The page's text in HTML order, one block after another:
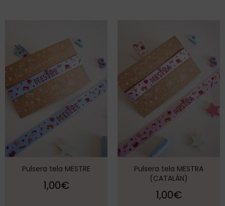
Pulsera tela MESTRE
1,00€
Pulsera tela MESTRA
(CATALÁN)
1,00€